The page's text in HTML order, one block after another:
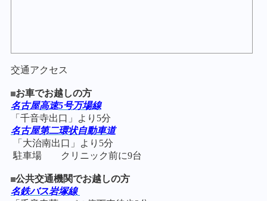
交通アクセス
お車でお越しの方
名古屋高速5号万場線
「千音寺出口」
より5分
名古屋第二環状自動車道
「大治南出口」より5分
駐車場
クリニック前に9台
公共交通機関でお越しの方
名鉄バス岩塚線